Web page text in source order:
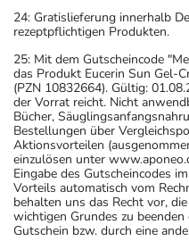
24: Gratislieferung innerhalb
rezeptpflichtigen Produkten.
25: Mit dem Gutscheincode
das Produkt Eucerin Sun Gel-
(PZN 10832664). Gültig:
der Vorrat reicht. Nicht
Bücher,
Bestellungen über
Aktionsvorteilen
einzulösen unter
Eingabe des Gutscheincodes
Vorteils automatisch vom
behalten uns das Recht vor,
wichtigen Grundes zu
Gutschein bzw. durch eine